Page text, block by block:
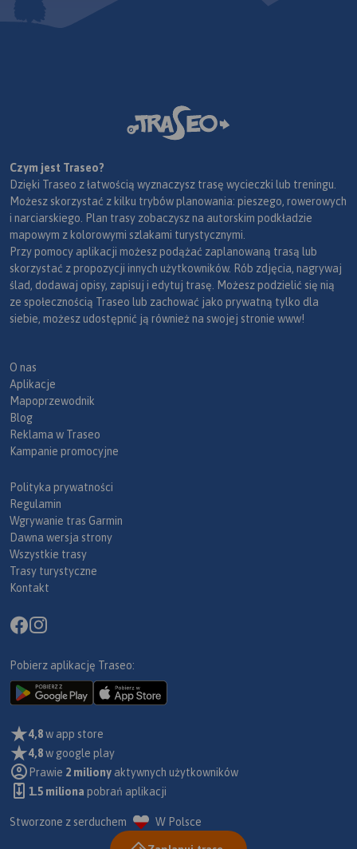
Czym jest Traseo?
Dzięki Traseo z łatwością wyznaczysz trasę wycieczki lub treningu.
Możesz skorzystać z kilku trybów planowania: pieszego, rowerowych
i narciarskiego. Plan trasy zobaczysz na autorskim podkładzie
mapowym z kolorowymi szlakami turystycznymi.
Przy pomocy aplikacji możesz podążać zaplanowaną trasą lub
skorzystać z propozycji innych użytkowników. Rób zdjęcia, nagrywaj
ślad, dodawaj opisy, zapisuj i edytuj trasę. Możesz podzielić się nią
ze społecznością Traseo lub zachować jako prywatną tylko dla
siebie, możesz udostępnić ją również na swojej stronie www!
O nas
Aplikacje
Mapoprzewodnik
Blog
Reklama w Traseo
Kampanie promocyjne
Polityka prywatności
Regulamin
Wgrywanie tras Garmin
Dawna wersja strony
Wszystkie trasy
Trasy turystyczne
Kontakt
Pobierz aplikację Traseo:
4,8w app store
4,8w google play
Prawie 2 miliony aktywnych użytkowników
1.5 miliona pobrań aplikacji
Stworzone z serduchem W Polsce